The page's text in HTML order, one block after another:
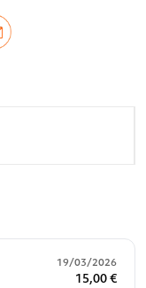
19/03/2026
15,00 €